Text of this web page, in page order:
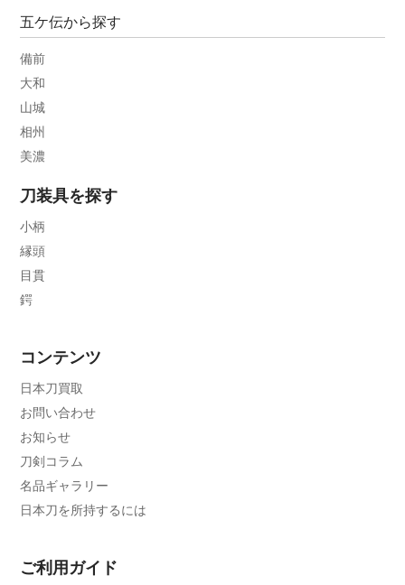
五ケ伝から探す
備前
大和
山城
相州
美濃
刀装具を探す
小柄
縁頭
目貫
鍔
コンテンツ
日本刀買取
お問い合わせ
お知らせ
刀剣コラム
名品ギャラリー
日本刀を所持するには
ご利用ガイド